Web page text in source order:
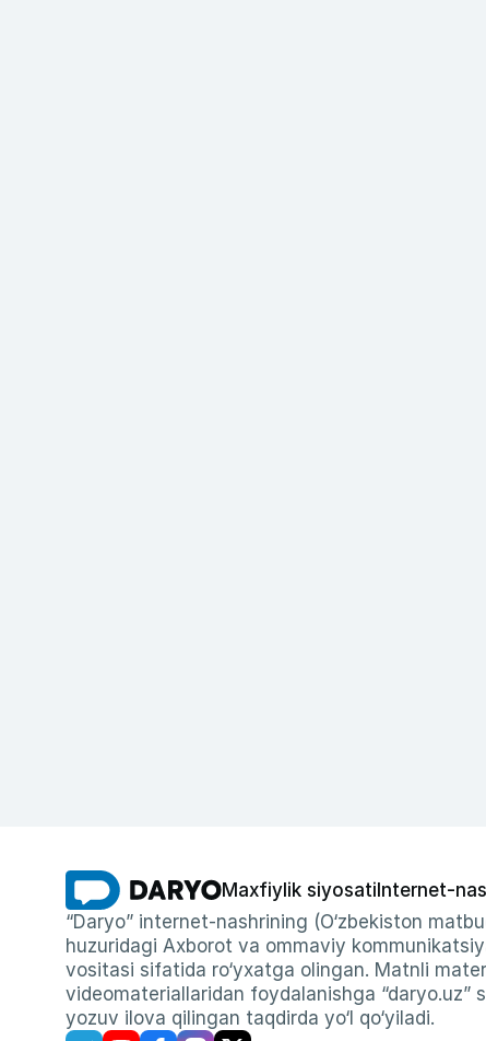
Maxfiylik siyosati Internet-
“Daryo” internet-nashrining (O‘zbekiston
huzuridagi Axborot va ommaviy
vositasi sifatida ro‘yxatga olingan. Matnli
videomateriallaridan foydalanishga “daryo.uz”
yozuv ilova qilingan taqdirda yo‘l qo‘yiladi.